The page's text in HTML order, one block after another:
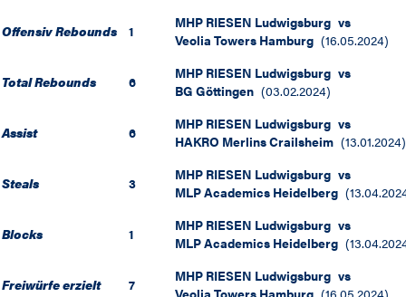
Offensiv Rebounds 1 MHP RIESEN Ludwigsburg vs
Veolia Towers Hamburg (16.05.2024)
Total Rebounds 6 MHP RIESEN Ludwigsburg vs
BG Göttingen (03.02.2024)
Assist 6 MHP RIESEN Ludwigsburg vs
HAKRO Merlins Crailsheim (13.01.2024)
Steals 3 MHP RIESEN Ludwigsburg vs
MLP Academics Heidelberg (
Blocks 1 MHP RIESEN Ludwigsburg vs
MLP Academics Heidelberg (
Freiwürfe erzielt 7 MHP RIESEN Ludwigsburg vs